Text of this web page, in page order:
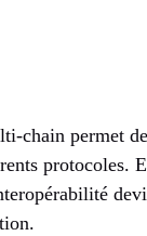
chain permet
protocoles.